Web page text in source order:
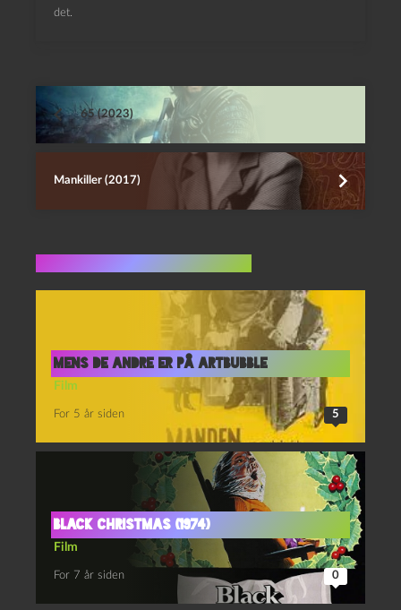
det.
65 (2023)
Mankiller (2017)
Mens de andre er på ArtBubble
Film
For 5 år siden 5
Black Christmas (1974)
Film
For 7 år siden 0